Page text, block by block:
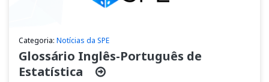
Categoria: Notícias da SPE
Glossário Inglês-Português de
Estatística